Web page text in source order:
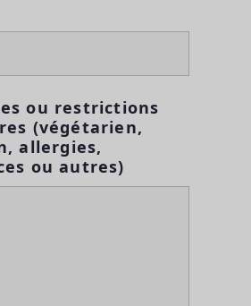
ou restrictions
(végétarien,
allergies,
ou autres)